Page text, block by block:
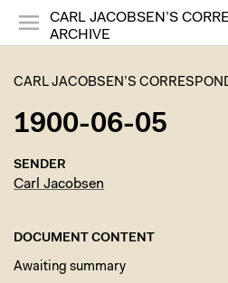
CARL JACOBSEN’S
ARCHIVE
CARL JACOBSEN’S
1900-06-05
SENDER
Carl Jacobsen
DOCUMENT CONTENT
Awaiting summary